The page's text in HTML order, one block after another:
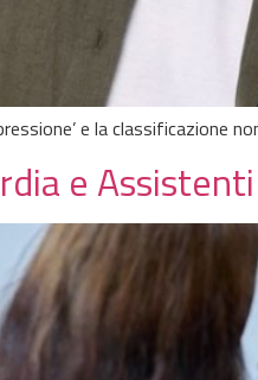
e la classificazione
e